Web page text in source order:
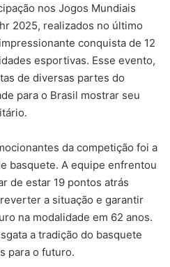
nos Jogos Mundiais
2025, realizados no último
conquista de 12
esportivas. Esse evento,
de diversas partes do
para o Brasil mostrar seu
da competição foi a
basquete. A equipe enfrentou
de estar 19 pontos atrás
a situação e garantir
na modalidade em 62 anos.
a tradição do basquete
para o futuro.